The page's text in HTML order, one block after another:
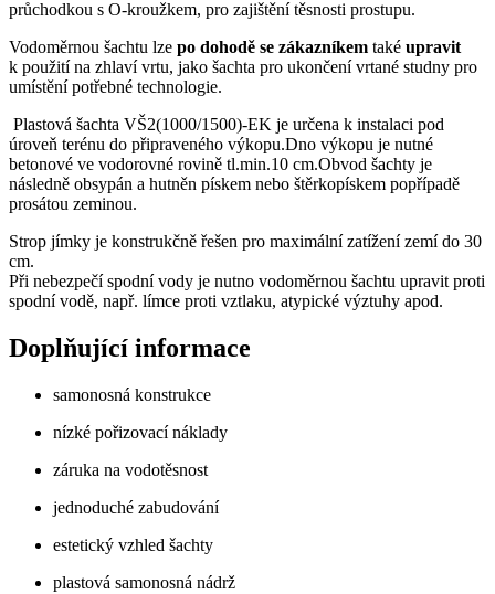
průchodkou s O-kroužkem, pro zajištění těsnosti prostupu.
Vodoměrnou šachtu lze po dohodě se zákazníkem také upravit
k použití na zhlaví vrtu, jako šachta pro ukončení vrtané studny pro
umístění potřebné technologie.
Plastová šachta VŠ2(1000/1500)-EK je určena k instalaci pod
úroveň terénu do připraveného výkopu.Dno výkopu je nutné
betonové ve vodorovné rovině tl.min.10 cm.Obvod šachty je
následně obsypán a hutněn pískem nebo štěrkopískem popřípadě
prosátou zeminou.
Strop jímky je konstrukčně řešen pro maximální zatížení zemí do 30
cm.
Při nebezpečí spodní vody je nutno vodoměrnou šachtu upravit proti
spodní vodě, např. límce proti vztlaku, atypické výztuhy apod.
Doplňující informace
samonosná konstrukce
nízké pořizovací náklady
záruka na vodotěsnost
jednoduché zabudování
estetický vzhled šachty
plastová samonosná nádrž